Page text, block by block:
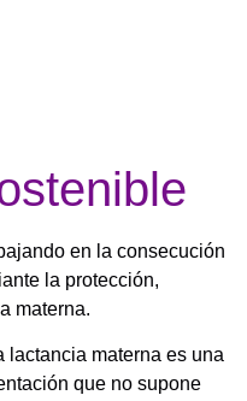
en la consecución
la protección,
materna.
lactancia materna es una
que no supone